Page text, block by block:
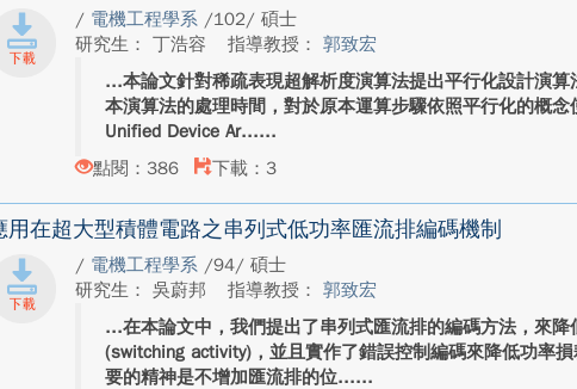
/ 電機工程學系 /102/ 碩士
研究生： 丁浩容
指導教授：郭致宏
本論文針對稀疏表現超解析度演算法提出平行化設計演
本演算法的處理時間，對於原本運算步驟依照平行化的概念
Unified Device Ar...
點閱：386
下載：3
用在超大型積體電路之串列式低功率匯流排編碼機制
/ 電機工程學系 /94/ 碩士
研究生： 吳蔚邦
指導教授：郭致宏
在本論文中，我們提出了串列式匯流排的編碼方法，來降
(switching activity)，並且實作了錯誤控制編碼來降低功率
要的精神是不增加匯流排的位...